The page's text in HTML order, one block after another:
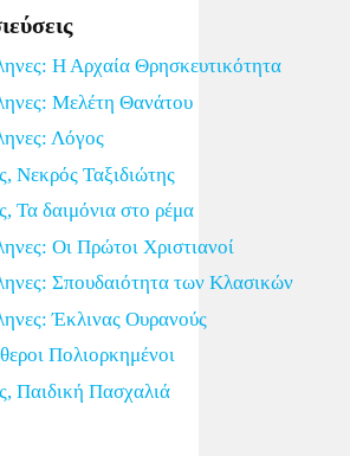
Η Αρχαία Θρησκευτικότητα
Μελέτη Θανάτου
Λόγος
Νεκρός Ταξιδιώτης
Τα δαιμόνια στο ρέμα
Οι Πρώτοι Χριστιανοί
Σπουδαιότητα των Κλασικών
Έκλινας Ουρανούς
Πολιορκημένοι
Παιδική Πασχαλιά